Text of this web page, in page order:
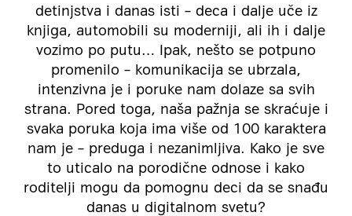
detinjstva i danas isti – deca i dalje uče iz
knjiga, automobili su moderniji, ali ih i dalje
vozimo po putu… Ipak, nešto se potpuno
promenilo – komunikacija se ubrzala,
intenzivna je i poruke nam dolaze sa svih
strana. Pored toga, naša pažnja se skraćuje i
svaka poruka koja ima više od 100 karaktera
nam je – preduga i nezanimljiva. Kako je sve
to uticalo na porodične odnose i kako
roditelji mogu da pomognu deci da se snađu
danas u digitalnom svetu?